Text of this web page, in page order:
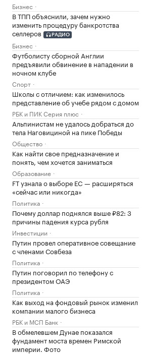
Бизнес
В ТПП объяснили, зачем нужно
изменить процедуру банкротства
селлеров
РАДИО
Бизнес
Футболисту сборной Англии
предъявили обвинение в нападении в
ночном клубе
Спорт
Школы с отличием: как изменилось
представление об учебе рядом с домом
РБК и ПИК Серия плюс
Альпинистам не удалось добраться до
тела Наговициной на пике Победы
Общество
Как найти свое предназначение и
понять, чем хочется заниматься
Образование
FT узнала о выборе ЕС — расширяться
«сейчас или никогда»
Политика
Почему доллар поднялся выше ₽82: 3
причины падения курса рубля
Инвестиции
Путин провел оперативное совещание
с членами Совбеза
Политика
Путин поговорил по телефону с
президентом ОАЭ
Политика
Как выход на фондовый рынок изменил
компании малого бизнеса
РБК и МСП Банк
В обмелевшем Дунае показался
фундамент моста времен Римской
империи. Фото